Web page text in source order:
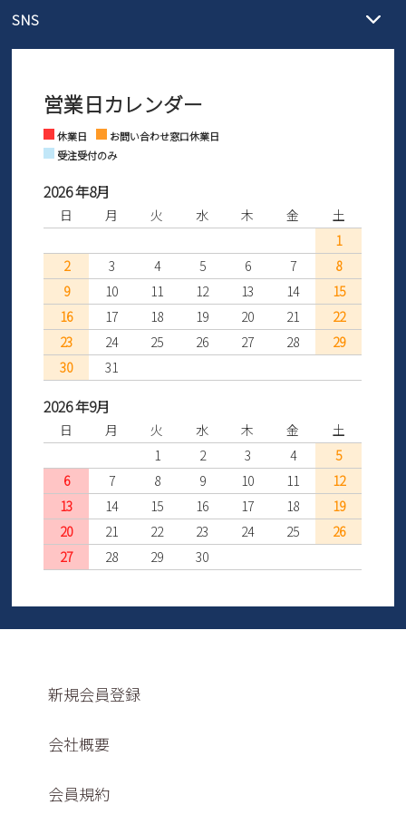
発送日・送料詳細については
ご利用ください。
ントとしても安心してご利用いただけるよう、サイズ交換の受付期
さい。
営業時間：11時～17時
※土日祝はお問い合わせ窓口休業日となります。
SNS
Facebook Instagram
営業日カレンダー
休業日
お問い合わせ窓口休業日
受注受付のみ
2026 年8月
日 月 火 水 木 金
土
1
2
3 4 5 6 7
8
9
10 11 12 13 14
15
16
17 18 19 20 21
22
23
24 25 26 27 28
29
30
31
2026 年9月
日 月 火 水 木 金
土
1
2 3 4
5
6
7 8 9 10 11
12
13
14 15 16 17 18
19
20
21 22 23 24 25
26
27
28 29 30
新規会員登録
会社概要
会員規約